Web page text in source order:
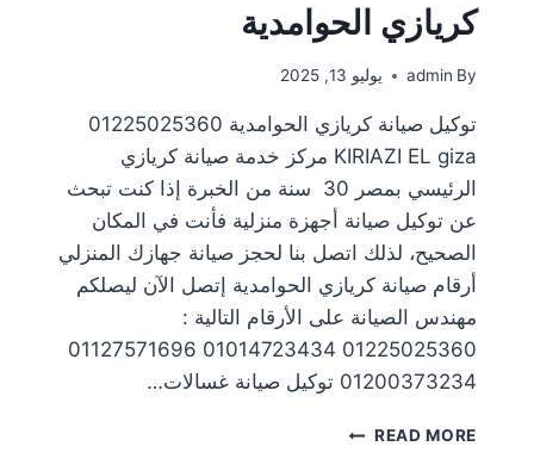
كريازي الحوامدية
By
admin يوليو 13, 2025
توكيل صيانة كريازي الحوامدية 01225025360
KIRIAZI EL giza مركز خدمة صيانة كريازي
الرئيسي بمصر 30 سنة من الخبرة إذا كنت تبحث
عن توكيل صيانة أجهزة منزلية فأنت في المكان
الصحيح، لذلك اتصل بنا لحجز صيانة جهازك المنزلي
أرقام صيانة كريازي الحوامدية إتصل الآن ليصلكم
مهندس الصيانة على الأرقام التالية :
01225025360 01014723434 01127571696
01200373234 توكيل صيانة غسالات…
READ MORE